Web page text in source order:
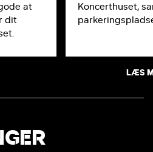
at
dit
Koncerthuset,
LÆS